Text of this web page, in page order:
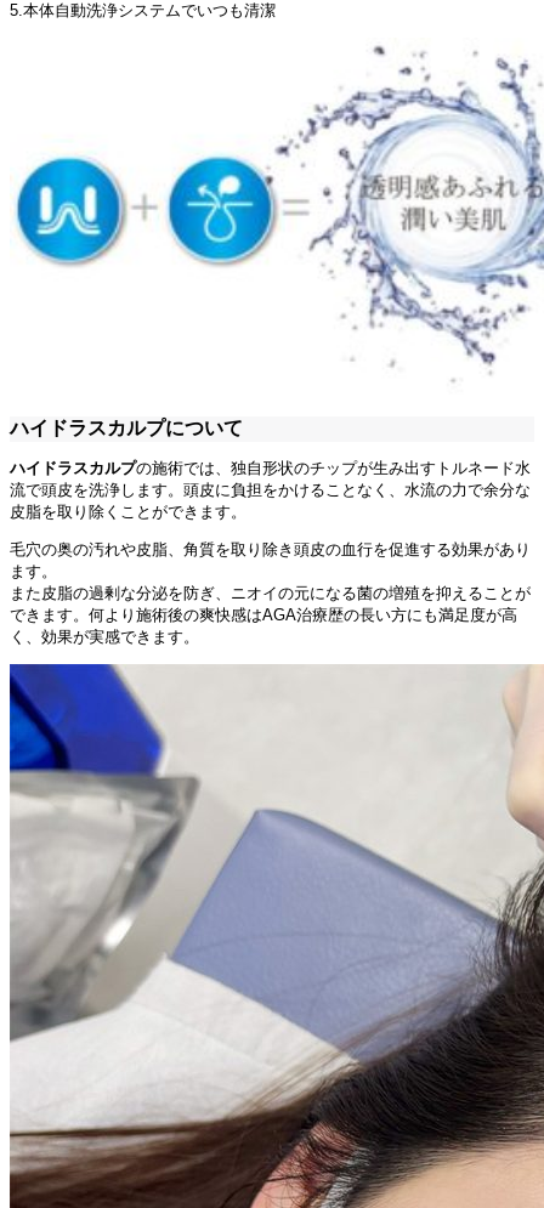
5.本体自動洗浄システムでいつも清潔
ハイドラスカルプについて
ハイドラスカルプの施術では、独自形状のチップが生み出すトルネード水
流で頭皮を洗浄します。 頭皮に負担をかけることなく、水流の力で余分な
皮脂を取り除くことができます。
毛穴の奥の汚れや皮脂、角質を取り除き頭皮の血行を促進する効果があり
ます。
また皮脂の過剰な分泌を防ぎ、ニオイの元になる菌の増殖を抑えることが
できます。何より施術後の爽快感はAGA治療歴の長い方にも満足度が高
く、効果が実感できます。